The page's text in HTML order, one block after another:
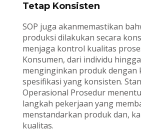
Tetap Konsisten
SOP juga akanmemastikan
produksi dilakukan secara
menjaga kontrol kualitas
Konsumen, dari individu
menginginkan produk dengan
spesifikasi yang konsisten.
Operasional Prosedur
langkah pekerjaan yang
menstandarkan produk dan,
kualitas.